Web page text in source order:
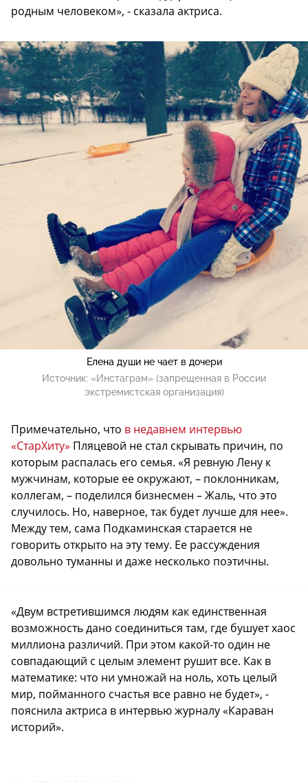
родным человеком», - сказала актриса.
Елена души не чает в дочери
Источник: «Инстаграм» (запрещенная в России
экстремистская организация)
Примечательно, что в недавнем интервью
«СтарХиту» Пляцевой не стал скрывать причин, по
которым распалась его семья. «Я ревную Лену к
мужчинам, которые ее окружают, – поклонникам,
коллегам, – поделился бизнесмен – Жаль, что это
случилось. Но, наверное, так будет лучше для нее».
Между тем, сама Подкаминская старается не
говорить открыто на эту тему. Ее рассуждения
довольно туманны и даже несколько поэтичны.
«Двум встретившимся людям как единственная
возможность дано соединиться там, где бушует хаос
миллиона различий. При этом какой-то один не
совпадающий с целым элемент рушит все. Как в
математике: что ни умножай на ноль, хоть целый
мир, пойманного счастья все равно не будет», -
пояснила актриса в интервью журналу «Караван
историй».